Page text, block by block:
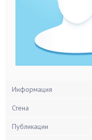
Информация
Стена
Публикации